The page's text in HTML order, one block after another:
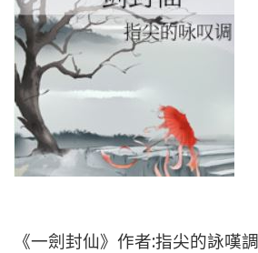
《一劍封仙》作者:指尖的詠嘆調